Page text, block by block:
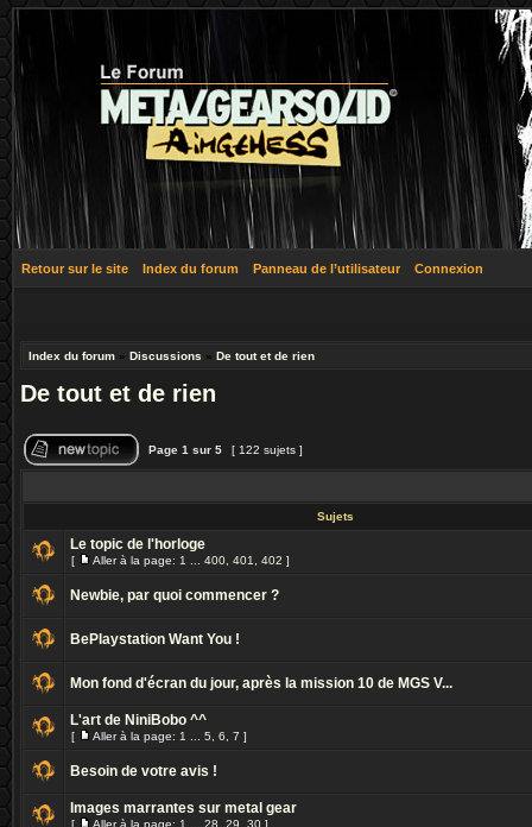
Retour sur le site Index du forum Panneau de l’utilisateur Connexion
Index du forum » Discussions » De tout et de rien
De tout et de rien
Page 1 sur 5 [ 122 sujets ]
Sujets
Le topic de l'horloge
[ Aller à la page: 1 400 401 402 ]
Newbie, par quoi commencer ?
BePlaystation Want You !
Mon fond d'écran du jour, après la mission 10 de MGS V...
L'art de NiniBobo ^^
[ Aller à la page: 1 5 6 7 ]
Besoin de votre avis !
Images marrantes sur metal gear
[ Aller à la page: 1 28 29 30 ]